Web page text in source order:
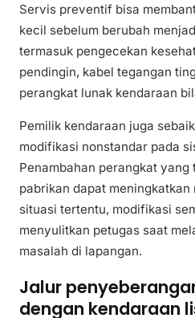
Servis preventif bisa
kecil sebelum berubah
termasuk pengecekan
pendingin, kabel tegangan
perangkat lunak kendaraan
Pemilik kendaraan juga
modifikasi nonstandar pada
Penambahan perangkat
pabrikan dapat meningkatkan
situasi tertentu, modifikasi
menyulitkan petugas saat
masalah di lapangan.
Jalur
dengan kendaraan